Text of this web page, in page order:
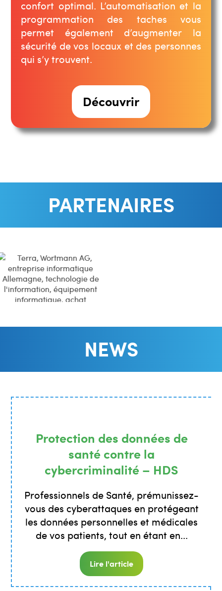
confort optimal. L’automatisation et la
programmation des taches vous
permet également d’augmenter la
sécurité de vos locaux et des personnes
qui s’y trouvent.
Découvrir
PARTENAIRES
NEWS
Protection des données de
santé contre la
cybercriminalité – HDS
Professionnels de Santé, prémunissez-
vous des cyberattaques en protégeant
les données personnelles et médicales
de vos patients, tout en étant en...
Lire l'article